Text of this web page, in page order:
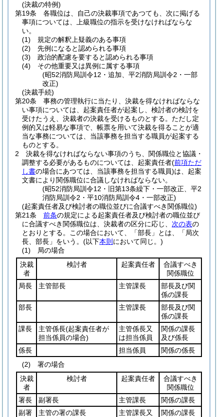
(決裁の特例)
第19条
各職位は、自己の決裁事項であつても、次に掲げる
事項については、上級職位の指示を受けなければならな
い。
(1)
規定の解釈上疑義のある事項
(2)
先例になると認められる事項
(3)
政治的配慮を要すると認められる事項
(4)
その他重要又は異例に属する事項
(昭52消防局訓令12・追加、平2消防局訓令2・一部
改正)
(決裁手続)
第20条
事務の管理執行に当たり、決裁を得なければならな
い事項については、起案責任者が起案し、検討者の検討を
受けたうえ、決裁者の決裁を受けるものとする。 ただし定
例的又は軽易な事項で、帳票を用いて決裁を得ることが適
当な事務については、当該事務を担当する職員が起案する
ものとする。
2
決裁を得なければならない事項のうち、関係職位と協議・
調整する必要があるものについては、起案責任者(前項ただ
し書の場合にあつては、当該事務を担当する職員)は、起案
文書により関係職位に合議しなければならない。
(昭52消防局訓令12・旧第13条繰下・一部改正、平2
消防局訓令2・平10消防局訓令4・一部改正)
(起案責任者及び検討者の職位並びに合議すべき関係職位)
第21条
前条の規定による起案責任者及び検討者の職位並び
に合議すべき関係職位は、決裁者の区分に応じ、 次の表の
とおりとする。
この場合において、「部長」とは、「局次
長、部長」をいう。 (以下本則 において同じ。)
(1)
局の場合
決裁
者
検討者 起案責任者
合議すべき
関係職位
局長
主管部長 主管課長
部長及び関
係の課長
部長
主管課長
部長及び関
係の課長
課長
主管係長(起案責任者が
担当係員の場合)
主管係長又
は担当係員
関係の課長
及び係長
係長
担当係員
関係の係長
(2)
署の場合
決裁
者
検討者 起案責任者
合議すべき
関係職位
署長
副署長 主管課長
関係の課長
副署
主管の署の課長
主管課長又
関係の課長